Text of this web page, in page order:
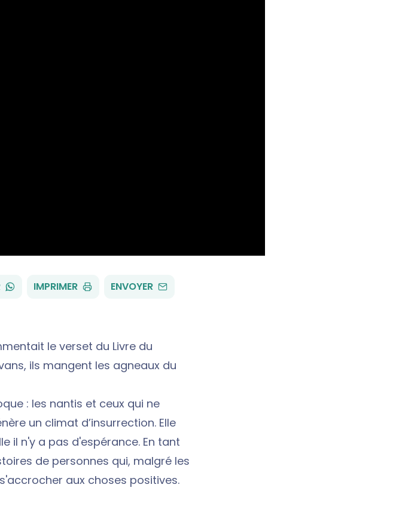
WHATSAPP
IMPRIMER ENVOYER PAR
le verset du Livre du
ils mangent les agneaux du
: les nantis et ceux qui ne
un climat d’insurrection. Elle
il n'y a pas d'espérance. En tant
de personnes qui, malgré les
aux choses positives.